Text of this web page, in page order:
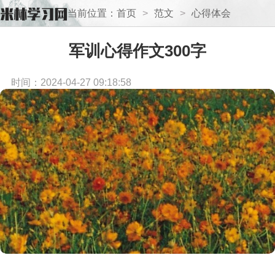
当前位置： 首页 > 范文 > 心得体会
军训心得作文300字
时间：2024-04-27 09:18:58